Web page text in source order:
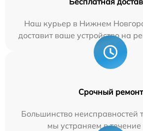
Наш курьер в Нижнем
доставит ваше устройство на
Срочный ремонт
Большинство неисправностей
мы устраняем в течение